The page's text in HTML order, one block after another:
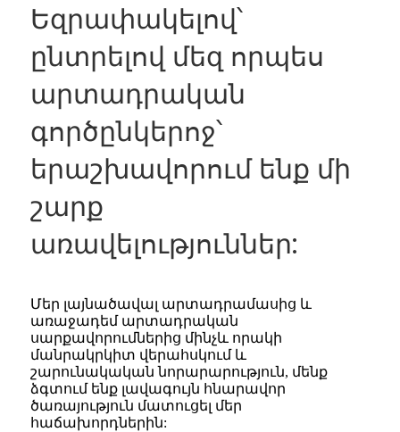
Եզրափակելով՝
ընտրելով մեզ որպես
արտադրական
գործընկերոջ՝
երաշխավորում ենք մի
շարք
առավելություններ:
Մեր լայնածավալ արտադրամասից և
առաջադեմ արտադրական
սարքավորումներից մինչև որակի
մանրակրկիտ վերահսկում և
շարունակական նորարարություն, մենք
ձգտում ենք լավագույն հնարավոր
ծառայություն մատուցել մեր
հաճախորդներին: